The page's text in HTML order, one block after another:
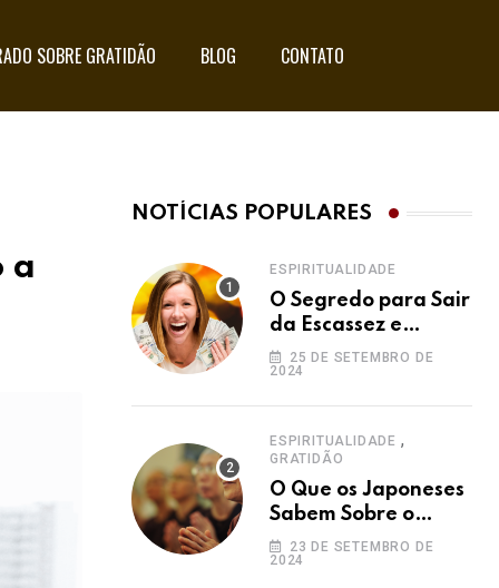
SOBRE GRATIDÃO BLOG CONTATO
a
NOTÍCIAS POPULARES
ESPIRITUALIDADE
O Segredo para Sair
da Escassez e
Acessar a
Abundância:
25 DE SETEMBRO DE
2024
ESPIRITUALIDADE ,
GRATIDÃO
O Que os Japoneses
Sabem Sobre o
Ho’oponopono e
Você Não
23 DE SETEMBRO DE
2024